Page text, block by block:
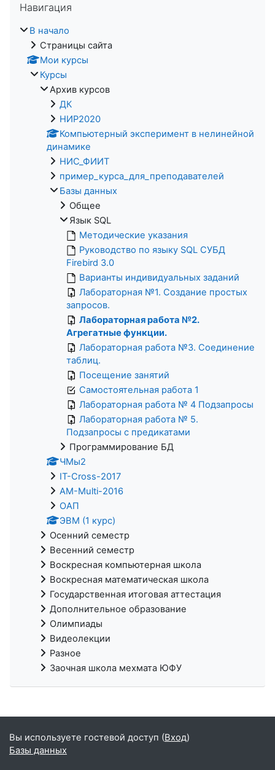
Навигация
В начало
Страницы сайта
Мои курсы
Курсы
Архив курсов
ДК
НИР2020
Компьютерный эксперимент в нелинейной
динамике
НИС_ФИИТ
пример_курса_для_преподавателей
Базы данных
Общее
Язык SQL
Методические указания
Руководство по языку SQL СУБД
Firebird 3.0
Варианты индивидуальных заданий
Лабораторная №1. Создание простых
запросов.
Лабораторная работа №2.
Агрегатные функции.
Лабораторная работа №3. Соединение
таблиц.
Посещение занятий
Самостоятельная работа 1
Лабораторная работа № 4 Подзапросы
Лабораторная работа № 5.
Подзапросы с предикатами
Программирование БД
ЧМы2
IT-Cross-2017
AM-Multi-2016
ОАП
ЭВМ (1 курс)
Осенний семестр
Весенний семестр
Воскресная компьютерная школа
Воскресная математическая школа
Государственная итоговая аттестация
Дополнительное образование
Олимпиады
Видеолекции
Разное
Заочная школа мехмата ЮФУ
Вы используете гостевой доступ (Вход)
Базы данных